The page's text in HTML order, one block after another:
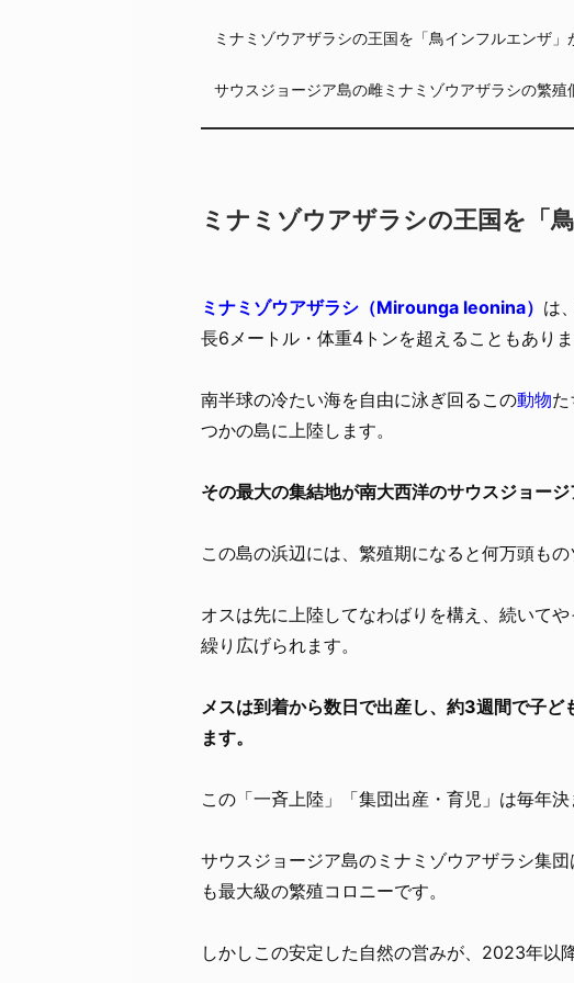
ミナミゾウアザラシの王国を「鳥インフルエンザ」
サウスジョージア島の雌ミナミゾウアザラシの繁殖
ミナミゾウアザラシの王国を「
ミナミゾウアザラシ（Mirounga leonina） は
長6メートル・体重4トンを超えることもありま
南半球の冷たい海を自由に泳ぎ回るこの動物
つかの島に上陸します。
その最大の集結地が南大西洋のサウスジョージ
この島の浜辺には、繁殖期になると何万頭もの
オスは先に上陸してなわばりを構え、続いて
繰り広げられます。
メスは到着から数日で出産し、約3週間で子
ます。
この「一斉上陸」「集団出産・育児」は毎年
サウスジョージア島のミナミゾウアザラシ集
も最大級の繁殖コロニーです。
しかしこの安定した自然の営みが、2023年以